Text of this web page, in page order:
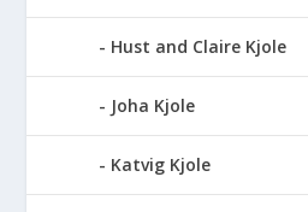
Hust and Claire Kjole
Joha Kjole
Katvig Kjole